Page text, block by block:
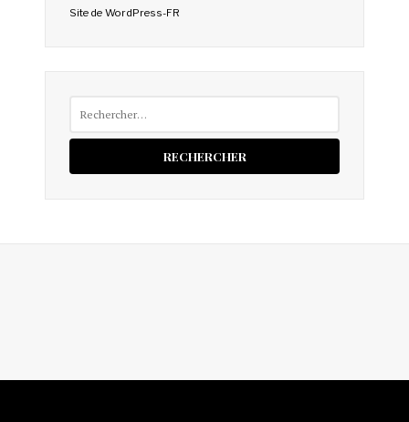
Site de WordPress-FR